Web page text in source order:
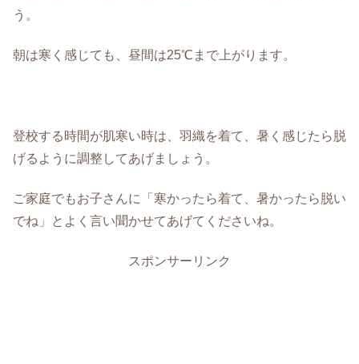
う。
朝は寒く感じても、昼間は25℃まで上がります。
登校する時間が肌寒い時は、羽織を着て、暑く感じたら脱
げるように調整してあげましょう。
ご家庭でもお子さんに「寒かったら着て、暑かったら脱い
でね」とよく言い聞かせてあげてくださいね。
スポンサーリンク